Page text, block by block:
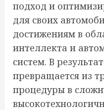
подход и
для своих
достижениям в
интеллекта и
систем. В
превращается из
процедуры в